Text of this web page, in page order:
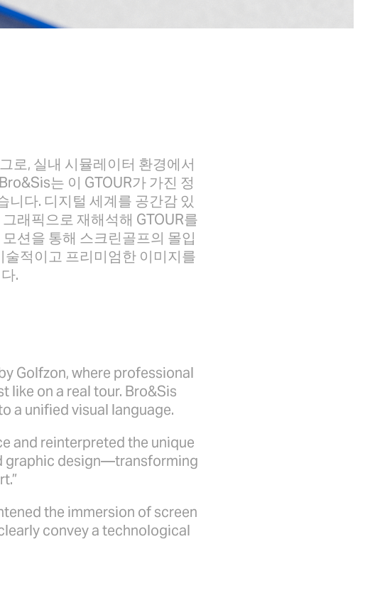
로, 실내 시뮬레이터 환경에서
는 이 GTOUR가 가진 정
니다. 디지털 세계를 공간감 있
래픽으로 재해석해 GTOUR를
션을 통해 스크린골프의 몰입
술적이고 프리미엄한 이미지를
.
Golfzon, where professional
like on a real tour. Bro&Sis
a unified visual language.
and reinterpreted the unique
graphic design—transforming
the immersion of screen
convey a technological